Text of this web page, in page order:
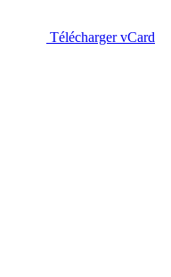
Télécharger vCard